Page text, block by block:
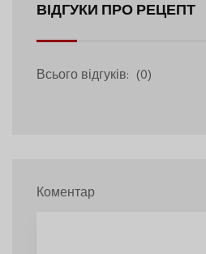
ВІДГУКИ ПРО РЕЦЕПТ
Всього відгуків: (0)
Коментар